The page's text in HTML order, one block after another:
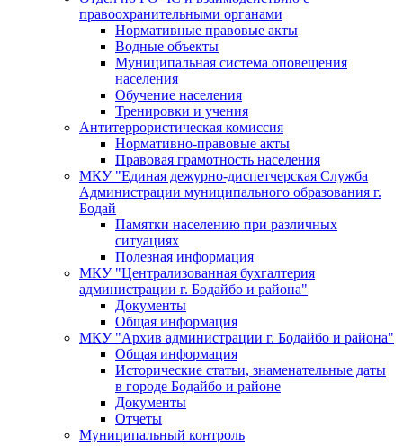
правоохранительными органами
Нормативные правовые акты
Водные объекты
Муниципальная система оповещения
населения
Обучение населения
Тренировки и учения
Антитеррористическая комиссия
Нормативно-правовые акты
Правовая грамотность населения
МКУ "Единая дежурно-диспетчерская Служба
Администрации муниципального образования г.
Бодай
Памятки населению при различных
ситуациях
Полезная информация
МКУ "Централизованная бухгалтерия
администрации г. Бодайбо и района"
Документы
Общая информация
МКУ "Архив администрации г. Бодайбо и района"
Общая информация
Исторические статьи, знаменательные даты
в городе Бодайбо и районе
Документы
Отчеты
Муниципальный контроль